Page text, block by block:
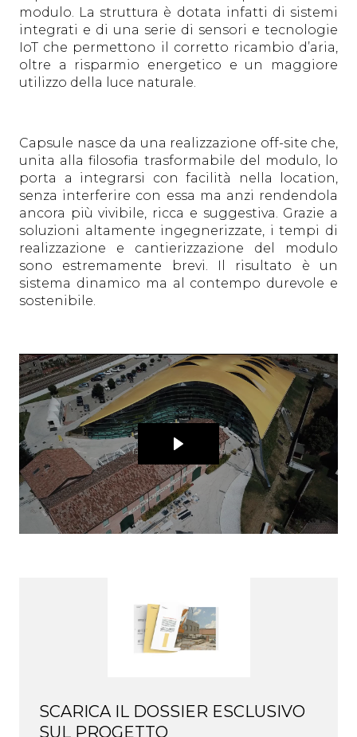
modulo. La struttura è dotata infatti di sistemi
integrati e di una serie di sensori e tecnologie
IoT che permettono il corretto ricambio d’aria,
oltre a risparmio energetico e un maggiore
utilizzo della luce naturale.
Capsule nasce da una realizzazione off-site che,
unita alla filosofia trasformabile del modulo, lo
porta a integrarsi con facilità nella location,
senza interferire con essa ma anzi rendendola
ancora più vivibile, ricca e suggestiva. Grazie a
soluzioni altamente ingegnerizzate, i tempi di
realizzazione e cantierizzazione del modulo
sono estremamente brevi. Il risultato è un
sistema dinamico ma al contempo durevole e
sostenibile.
SCARICA IL DOSSIER ESCLUSIVO
SUL PROGETTO